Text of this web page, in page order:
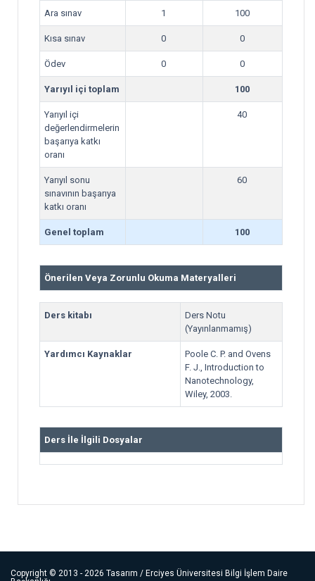
Ara sınav 1 100
Kısa sınav 0 0
Ödev 0 0
Yarıyıl içi toplam 100
Yarıyıl içi
değerlendirmelerin
başarıya katkı
oranı
40
Yarıyıl sonu
sınavının başarıya
katkı oranı
60
Genel toplam 100
Önerilen Veya Zorunlu Okuma Materyalleri
Ders kitabı
Ders Notu
(Yayınlanmamış)
Yardımcı Kaynaklar
Poole C. P. and Ovens
F. J., Introduction to
Nanotechnology,
Wiley, 2003.
Ders İle İlgili Dosyalar
Copyright © 2013 - 2026 Tasarım / Erciyes Üniversitesi Bilgi İşlem Daire